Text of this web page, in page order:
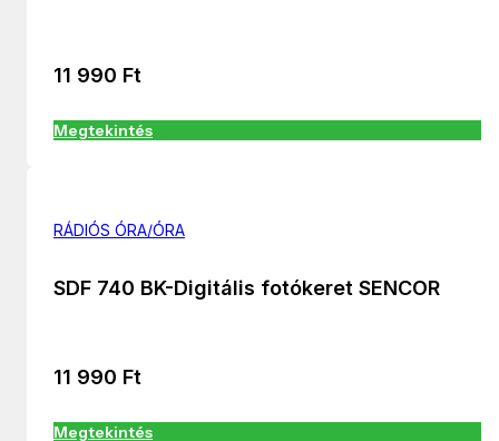
11 990 Ft
Megtekintés
RÁDIÓS ÓRA/ÓRA
SDF 740 BK-Digitális fotókeret SENCOR
11 990 Ft
Megtekintés